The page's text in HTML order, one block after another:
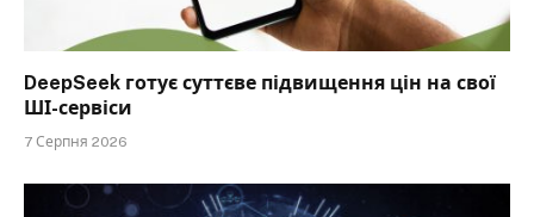
DeepSeek готує суттєве підвищення цін на свої
ШІ-сервіси
7 Серпня 2026